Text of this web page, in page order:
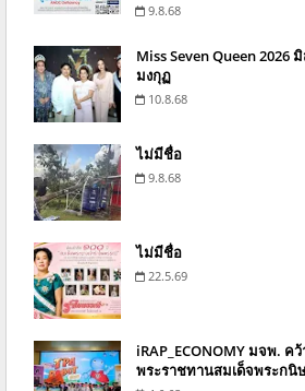
9.8.68
Miss Seven Queen 2026
มงกุฏ
10.8.68
ไม่มีชื่อ
9.8.68
ไม่มีชื่อ
22.5.69
iRAP_ECONOMY มจพ. ค
พระราชทานสมเด็จพระกนิ